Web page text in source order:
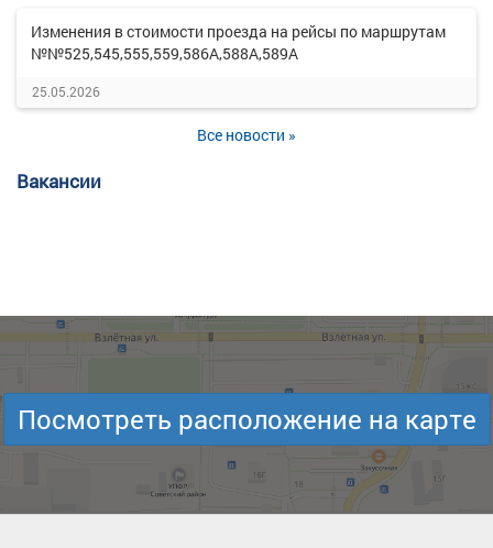
Изменения в стоимости проезда на рейсы по маршрутам
№№525,545,555,559,586А,588А,589А
25.05.2026
Все новости »
Вакансии
Посмотреть расположение на карте